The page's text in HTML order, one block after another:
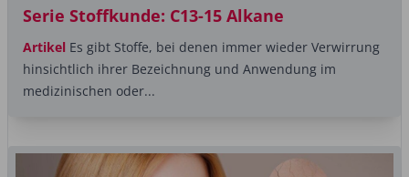
Serie Stoffkunde: C13-15 Alkane
Artikel Es gibt Stoffe, bei denen immer wieder Verwirrung
hinsichtlich ihrer Bezeichnung und Anwendung im
medizinischen oder...